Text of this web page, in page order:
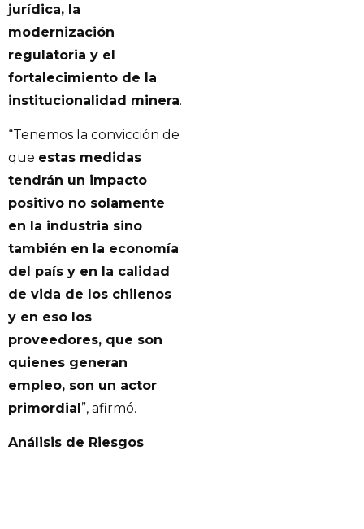
jurídica, la
modernización
regulatoria y el
fortalecimiento de la
institucionalidad minera.
“Tenemos la convicción de
que estas medidas
tendrán un impacto
positivo no solamente
en la industria sino
también en la economía
del país y en la calidad
de vida de los chilenos
y en eso los
proveedores, que son
quienes generan
empleo, son un actor
primordial”, afirmó.
Análisis de Riesgos